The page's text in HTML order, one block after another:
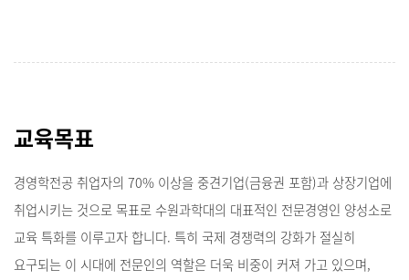
교육목표
경영학전공 취업자의 70% 이상을 중견기업(금융권 포함)과 상장기업에
취업시키는 것으로 목표로 수원과학대의 대표적인 전문경영인 양성소로
교육 특화를 이루고자 합니다. 특히 국제 경쟁력의 강화가 절실히
요구되는 이 시대에 전문인의 역할은 더욱 비중이 커져 가고 있으며,